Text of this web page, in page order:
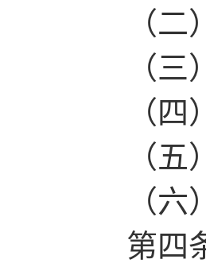
（二）
（三）
（四）
（五）
（六）
第四条